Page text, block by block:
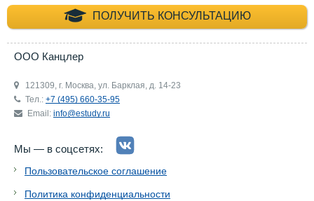
ПОЛУЧИТЬ КОНСУЛЬТАЦИЮ
+7 (495) 660-35-
ООО Канцлер
121309, г. Москва, ул. Барклая, д. 14-23
Тел.: +7 (495) 660-35-95
Email: info@estudy.ru
Мы — в соцсетях:
Пользовательское соглашение
Политика конфиденциальности